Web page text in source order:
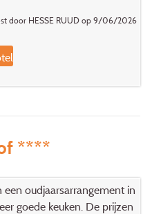
door HESSE RUUD op 9/06/2026
****
oudjaarsarrangement in
goede keuken. De prijzen